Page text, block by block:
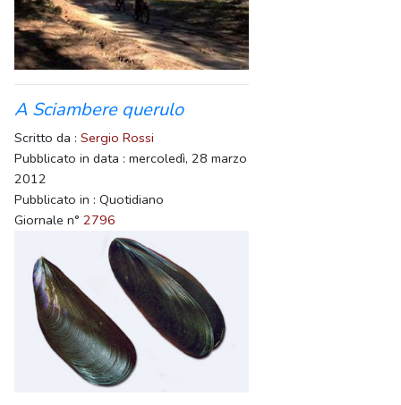
A Sciambere querulo
Scritto da : Sergio Rossi
Pubblicato in data : mercoledì, 28 marzo
2012
Pubblicato in : Quotidiano
Giornale n° 2796